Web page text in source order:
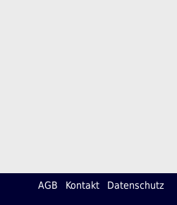
AGB Kontakt Datenschutz